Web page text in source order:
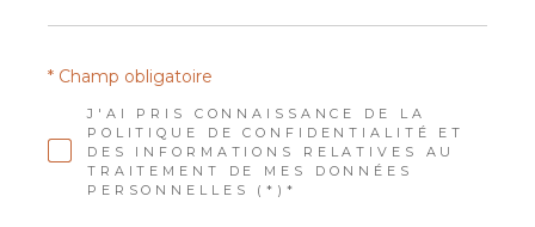
J'AI PRIS CONNAISSANCE DE LA
POLITIQUE DE CONFIDENTIALITÉ ET
DES INFORMATIONS RELATIVES AU
TRAITEMENT DE MES DONNÉES
PERSONNELLES (*)*
* Champ obligatoire